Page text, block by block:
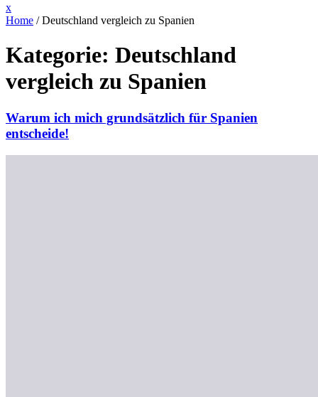
xClose
Menu
Home /Deutschland vergleich zu Spanien
Kategorie: Deutschland
vergleich zu Spanien
Warum ich mich grundsätzlich für Spanien
entscheide!